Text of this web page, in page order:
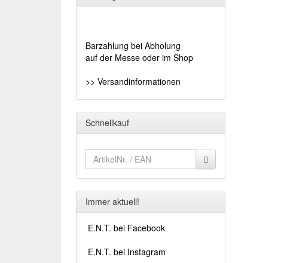
Barzahlung bei Abholung
auf der Messe oder im Shop
>> Versandinformationen
Schnellkauf
Immer aktuell!
E.N.T. bei Facebook
E.N.T. bei Instagram